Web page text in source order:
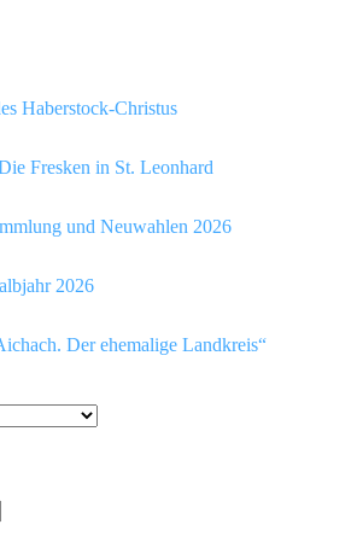
Haberstock-Christus
Fresken in St. Leonhard
und Neuwahlen 2026
2026
Der ehemalige Landkreis“